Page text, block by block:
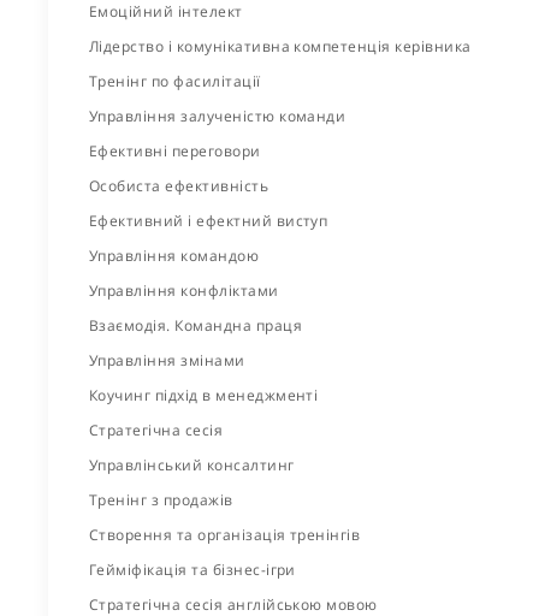
Емоційний інтелект
Лідерство і комунікативна компетенція керівника
Тренінг по фасилітації
Управління залученістю команди
Ефективні переговори
Особиста ефективність
Ефективний і ефектний виступ
Управління командою
Управління конфліктами
Взаємодія. Командна праця
Управління змінами
Коучинг підхід в менеджменті
Стратегічна сесія
Управлінський консалтинг
Тренінг з продажів
Створення та організація тренінгів
Гейміфікація та бізнес-ігри
Стратегічна сесія англійською мовою